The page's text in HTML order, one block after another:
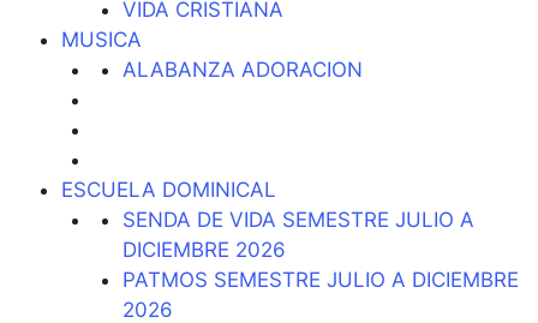
VIDA CRISTIANA
MUSICA
ALABANZA ADORACION
ESCUELA DOMINICAL
SENDA DE VIDA SEMESTRE JULIO A
DICIEMBRE 2026
PATMOS SEMESTRE JULIO A DICIEMBRE
2026